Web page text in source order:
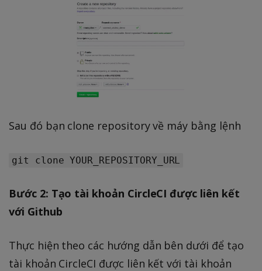
Sau đó bạn clone repository về máy bằng lệnh
git clone YOUR_REPOSITORY_URL
Bước 2: Tạo tài khoản CircleCI được liên kết
với Github
Thực hiện theo các hướng dẫn bên dưới để tạo
tài khoản CircleCI được liên kết với tài khoản